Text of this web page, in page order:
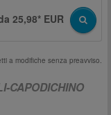
25,98* EUR
a modifiche senza preavviso.
CAPODICHINO